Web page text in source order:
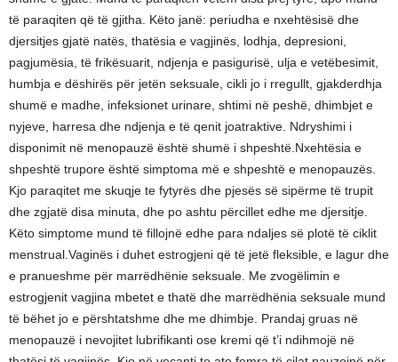
të paraqiten që të gjitha. Këto janë: periudha e nxehtësisë dhe
djersitjes gjatë natës, thatësia e vagjinës, lodhja, depresioni,
pagjumësia, të frikësuarit, ndjenja e pasigurisë, ulja e vetëbesimit,
humbja e dëshirës për jetën seksuale, cikli jo i rregullt, gjakderdhja
shumë e madhe, infeksionet urinare, shtimi në peshë, dhimbjet e
nyjeve, harresa dhe ndjenja e të qenit joatraktive. Ndryshimi i
disponimit në menopauzë është shumë i shpeshtë.Nxehtësia e
shpeshtë trupore është simptoma më e shpeshtë e menopauzës.
Kjo paraqitet me skuqje te fytyrës dhe pjesës së sipërme të trupit
dhe zgjatë disa minuta, dhe po ashtu përcillet edhe me djersitje.
Këto simptome mund të fillojnë edhe para ndaljes së plotë të ciklit
menstrual.Vaginës i duhet estrogjeni që të jetë fleksible, e lagur dhe
e pranueshme për marrëdhënie seksuale. Me zvogëlimin e
estrogjenit vagjina mbetet e thatë dhe marrëdhënia seksuale mund
të bëhet jo e përshtatshme dhe me dhimbje. Prandaj gruas në
menopauzë i nevojitet lubrifikanti ose kremi që t’i ndihmojë në